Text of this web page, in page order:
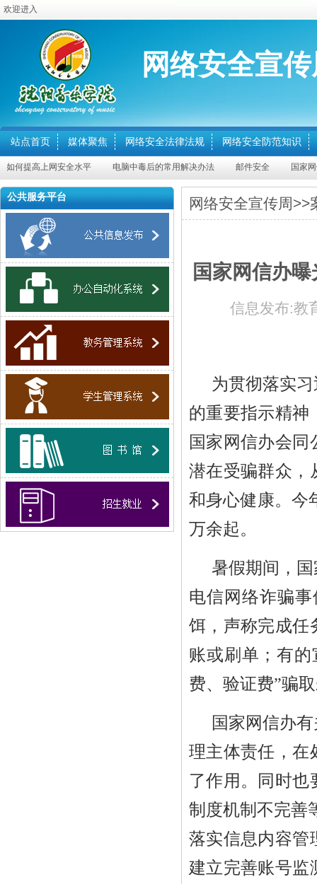
欢迎进入
网络安全宣
站点首页 媒体聚焦 网络安全法律法规 网络安全防范知识
何提高上网安全水平 电脑中毒后的常用解决办法 邮件安全 国家网
公共服务平台 网络安全宣传周>>
国家网信办
信息发布:教
为贯彻落实
的重要指示精神
国家网信办会
潜在受骗群众，
和身心健康。今
万余起。
暑假期间，
电信网络诈骗
饵，声称完成任
账或刷单；有
费、验证费”骗
国家网信办
理主体责任，在
了作用。同时也
制度机制不完善
落实信息内容管
建立完善账号监